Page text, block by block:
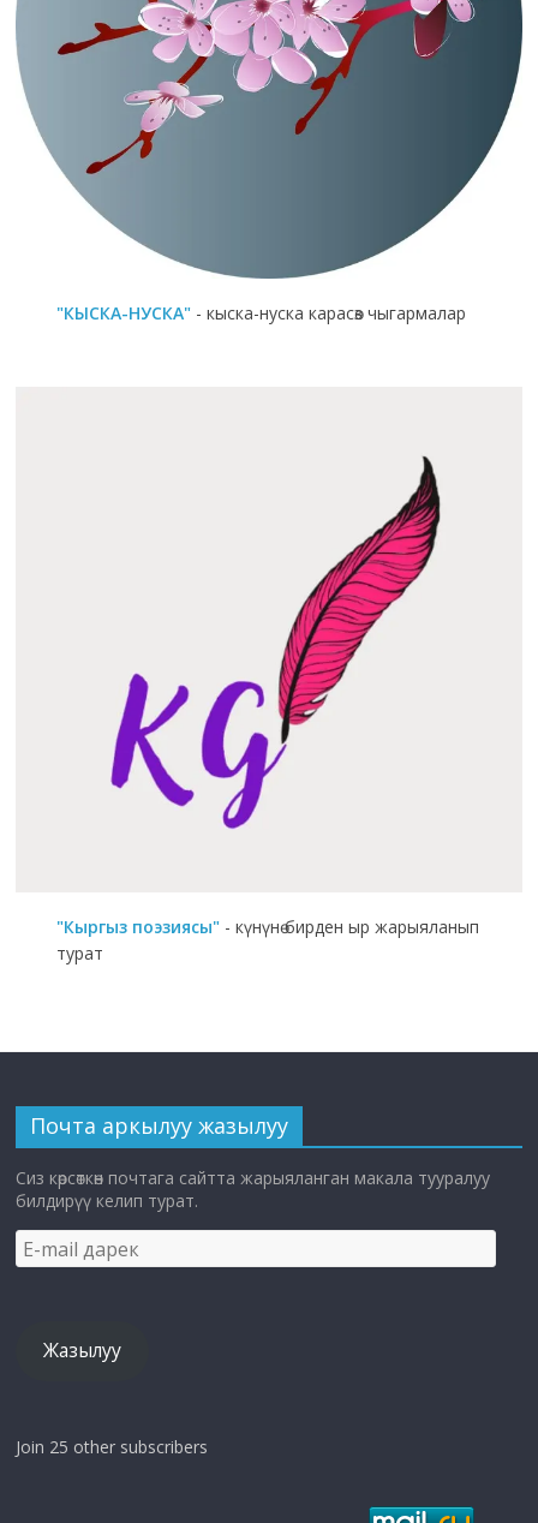
"КЫСКА-НУСКА" - кыска-нуска карасөз чыгармалар
"Кыргыз поэзиясы" - күнүнө бирден ыр жарыяланып
турат
Почта аркылуу жазылуу
Сиз көрсөткөн почтага сайтта жарыяланган макала тууралуу
билдирүү келип турат.
E-
mail
Жазылуу
Join 25 other subscribers